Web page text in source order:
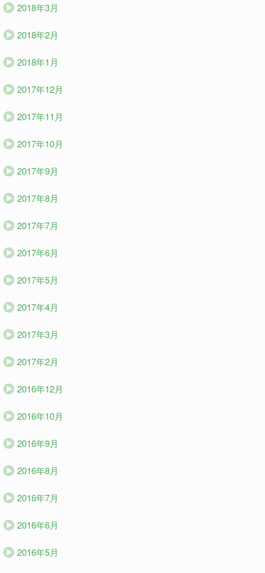
2018年3月
2018年2月
2018年1月
2017年12月
2017年11月
2017年10月
2017年9月
2017年8月
2017年7月
2017年6月
2017年5月
2017年4月
2017年3月
2017年2月
2016年12月
2016年10月
2016年9月
2016年8月
2016年7月
2016年6月
2016年5月